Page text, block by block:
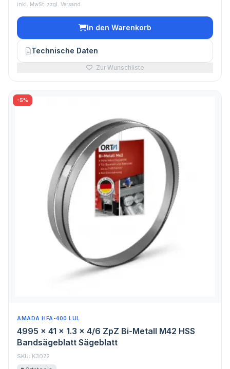
inkl. MwSt. zzgl. Versand
In den Warenkorb
Technische Daten
Zur Wunschliste
-5%
AMADA HFA-400 LUL
4995 x 41 x 1.3 x 4/6 ZpZ Bi-Metall M42 HSS
Bandsägeblatt Sägeblatt
SKU: K3072